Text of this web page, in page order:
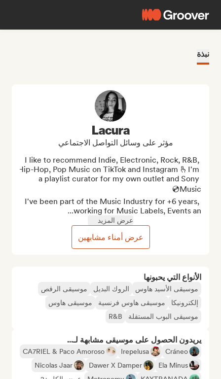
نبذة
الأنواع التي يحبونها
موسيقى الأسيد هاوس الروك البديل
موسيقى الرقص
إلكترونيكا
موسيقى هاوس فرنسية
موسيقى هاوس
موسيقى البوب المستقلة
R&B
يريدون الحصول على موسيقى مشابهة لـ...
Cráneo
Irepelusa
CA7RIEL & Paco Amoroso
Ela Minus
Dawer X Damper
Nicolas Jaar
Lacura
مؤثر على وسائل التواصل الاجتماعي
I like to recommend Indie, Electronic, Rock, R&B,
Hip-Hop, Pop Music on TikTok and Instagram 🫰I'm
a playlist curator for my own outlet and Sony
I've been part of the Music Industry for +6 years,
working for Music Labels, Events an...
عرض المزيد
عرض أمناء مشابهين